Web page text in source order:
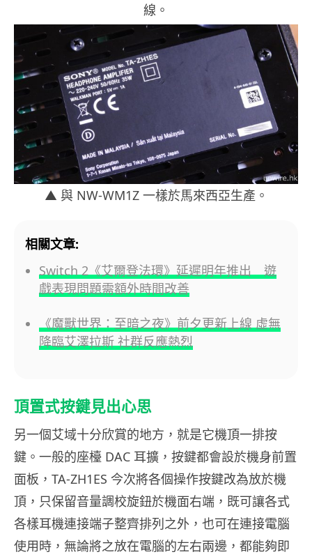
線。
▲ 與 NW-WM1Z 一樣於馬來西亞生產。
相關文章:
Switch 2《艾爾登法環》延遲明年推出 遊
戲表現問題需額外時間改善
《魔獸世界：至暗之夜》前夕更新上線 虛無
降臨艾澤拉斯 社群反應熱烈
頂置式按鍵見出心思
另一個艾域十分欣賞的地方，就是它機頂一排按
鍵。一般的座檯 DAC 耳擴，按鍵都會設於機身前置
面板，TA-ZH1ES 今次將各個操作按鍵改為放於機
頂，只保留音量調校旋鈕於機面右端，既可讓各式
各樣耳機連接端子整齊排列之外，也可在連接電腦
使用時，無論將之放在電腦的左右兩邊，都能夠即